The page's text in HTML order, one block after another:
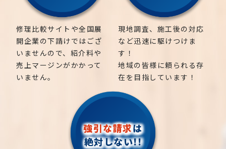
修理比較サイトや全国展
開企業の下請けではござ
いませんので、紹介料や
売上マージンがかかって
いません。
現地調査、施工後の対応
など迅速に駆けつけま
す！
地域の皆様に頼られる存
在を目指しています！
強引な請求は
絶対しない!!